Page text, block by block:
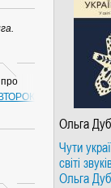
СЛАПОВСЬКИЙ
Ольга
Чути
світі
Ольга